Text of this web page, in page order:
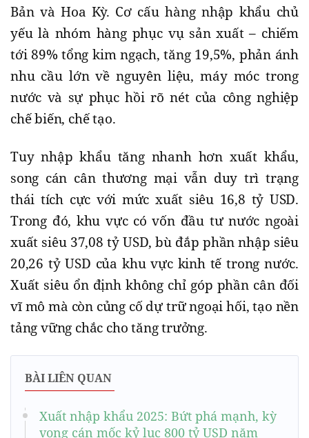
Bản và Hoa Kỳ. Cơ cấu hàng nhập khẩu chủ
yếu là nhóm hàng phục vụ sản xuất – chiếm
tới 89% tổng kim ngạch, tăng 19,5%, phản ánh
nhu cầu lớn về nguyên liệu, máy móc trong
nước và sự phục hồi rõ nét của công nghiệp
chế biến, chế tạo.
Tuy nhập khẩu tăng nhanh hơn xuất khẩu,
song cán cân thương mại vẫn duy trì trạng
thái tích cực với mức xuất siêu 16,8 tỷ USD.
Trong đó, khu vực có vốn đầu tư nước ngoài
xuất siêu 37,08 tỷ USD, bù đắp phần nhập siêu
20,26 tỷ USD của khu vực kinh tế trong nước.
Xuất siêu ổn định không chỉ góp phần cân đối
vĩ mô mà còn củng cố dự trữ ngoại hối, tạo nền
tảng vững chắc cho tăng trưởng.
BÀI LIÊN QUAN
Xuất nhập khẩu 2025: Bứt phá mạnh, kỳ
vọng cán mốc kỷ lục 800 tỷ USD năm